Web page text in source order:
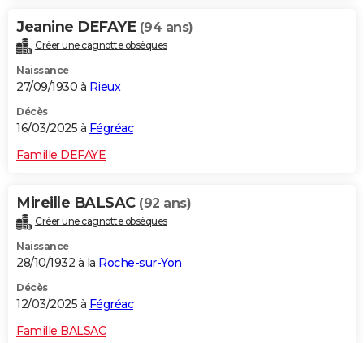
Jeanine DEFAYE (94 ans)
Créer une cagnotte obsèques
Naissance
27/09/1930 à Rieux
Décès
16/03/2025 à Fégréac
Famille DEFAYE
Mireille BALSAC (92 ans)
Créer une cagnotte obsèques
Naissance
28/10/1932 à la Roche-sur-Yon
Décès
12/03/2025 à Fégréac
Famille BALSAC